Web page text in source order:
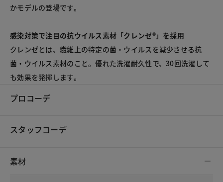
かモデルの登場です。
感染対策で注目の抗ウイルス素材「クレンゼ®」を採用
クレンゼとは、繊維上の特定の菌・ウイルスを減少させる抗
菌・ウイルス素材のこと。優れた洗濯耐久性で、30回洗濯して
も効果を発揮します。
プロコーデ
スタッフコーデ
素材